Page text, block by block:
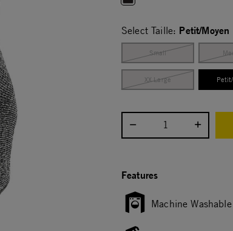
Select Taille: Petit/Moyen
Small
XX Large
Select quantity:
Features
Machine Washable